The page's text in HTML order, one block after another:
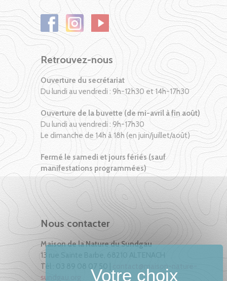
Retrouvez-nous
Ouverture du secrétariat
Du lundi au vendredi : 9h-12h30 et 14h-17h30
Ouverture de la buvette (de mi-avril à fin août)
Du lundi au vendredi : 9h-17h30
Le dimanche de 14h à 18h (en juin/juillet/août)
Fermé le samedi et jours fériés (sauf
manifestations programmées)
Nous contacter
Maison de la Nature du Sundgau
13 rue Sainte Barbe, 68210 ALTENACH
Tél : 03 89 08 07 50 |
sundgau.org